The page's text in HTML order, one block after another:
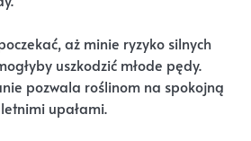
aż minie ryzyko silnych
uszkodzić młode pędy.
pozwala roślinom na spokojną
upałami.